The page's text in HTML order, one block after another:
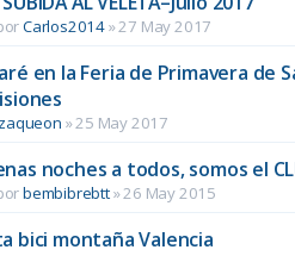
Carlos2014»27 May 2017
en la Feria de Primavera de
zaqueon »25 May 2017
noches a todos, somos el
bembibrebtt»26 May 2015
bici montaña Valencia